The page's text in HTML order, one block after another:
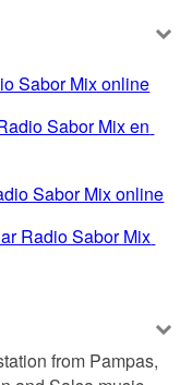
Sabor Mix online
Sabor Mix en
Sabor Mix online
Radio Sabor Mix
from Pampas,